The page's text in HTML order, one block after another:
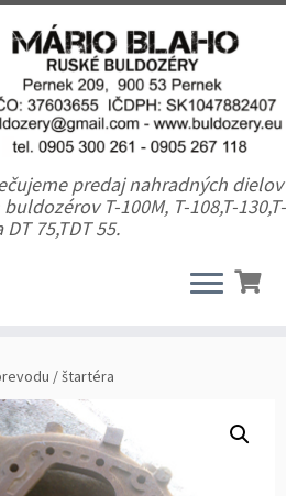
predaj nahradných dielov
T-100M, T-108,T-130,T-
DT 75,TDT 55.
/ štartéra